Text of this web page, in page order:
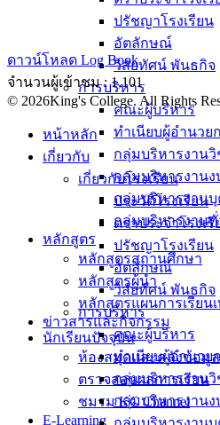
ปรัชญาโรงเรียน
อัตลักษณ์
วิสัยทัศน์ พันธกิจ
การบริหาร
คณะผู้บริหาร
ทำเนียบผู้อำนวย
กลุ่มบริหารงานวิ
กลุ่มบริหารงาน
กลุ่มบริหารงาน
กลุ่มบริหารงานทั่
หลักสูตร
หลักสูตรสถานศึกษา
หลักสูตรผู้นำ
หลักสูตรแผนการเรียน
ข่าวสารและกิจกรรม
นักเรียนปัจจุบัน
ห้องสมุดและคลังข้อมูล
ตรวจสอบผลการเรียน
ชมรม KC Channel
E-Learning
ดาวน์โหลด Log Book
จำนวนผู้เข้าชม :1,101
© 2026King's College. All Rights
หน้าหลัก
เกี่ยวกับ
เกี่ยวกับโรงเรียน
ประวัติโรงเรียน
ตราประจำโรงเรี
ปรัชญาโรงเรียน
อัตลักษณ์
วิสัยทัศน์ พันธกิจ
การบริหาร
คณะผู้บริหาร
ทำเนียบผู้อำนวย
กลุ่มบริหารงานวิ
กลุ่มบริหารงาน